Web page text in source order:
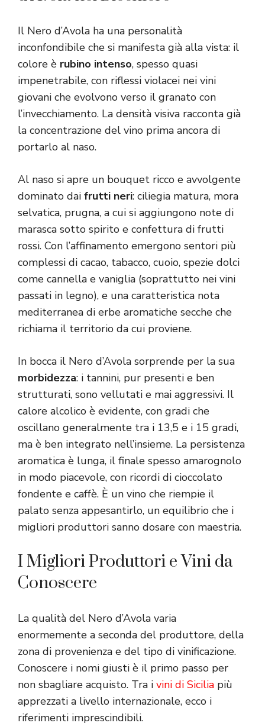
Il Nero d’Avola ha una personalità
inconfondibile che si manifesta già alla vista: il
colore è rubino intenso, spesso quasi
impenetrabile, con riflessi violacei nei vini
giovani che evolvono verso il granato con
l’invecchiamento. La densità visiva racconta già
la concentrazione del vino prima ancora di
portarlo al naso.
Al naso si apre un bouquet ricco e avvolgente
dominato dai frutti neri: ciliegia matura, mora
selvatica, prugna, a cui si aggiungono note di
marasca sotto spirito e confettura di frutti
rossi. Con l’affinamento emergono sentori più
complessi di cacao, tabacco, cuoio, spezie dolci
come cannella e vaniglia (soprattutto nei vini
passati in legno), e una caratteristica nota
mediterranea di erbe aromatiche secche che
richiama il territorio da cui proviene.
In bocca il Nero d’Avola sorprende per la sua
morbidezza: i tannini, pur presenti e ben
strutturati, sono vellutati e mai aggressivi. Il
calore alcolico è evidente, con gradi che
oscillano generalmente tra i 13,5 e i 15 gradi,
ma è ben integrato nell’insieme. La persistenza
aromatica è lunga, il finale spesso amarognolo
in modo piacevole, con ricordi di cioccolato
fondente e caffè. È un vino che riempie il
palato senza appesantirlo, un equilibrio che i
migliori produttori sanno dosare con maestria.
I Migliori Produttori e Vini da
Conoscere
La qualità del Nero d’Avola varia
enormemente a seconda del produttore, della
zona di provenienza e del tipo di vinificazione.
Conoscere i nomi giusti è il primo passo per
non sbagliare acquisto. Tra i vini di Sicilia più
apprezzati a livello internazionale, ecco i
riferimenti imprescindibili.